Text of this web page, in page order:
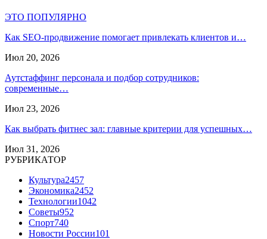
ЭТО ПОПУЛЯРНО
Как SEO-продвижение помогает привлекать клиентов и…
Июл 20, 2026
Аутстаффинг персонала и подбор сотрудников:
современные…
Июл 23, 2026
Как выбрать фитнес зал: главные критерии для успешных…
Июл 31, 2026
РУБРИКАТОР
Культура2457
Экономика2452
Технологии1042
Советы952
Спорт740
Новости России101